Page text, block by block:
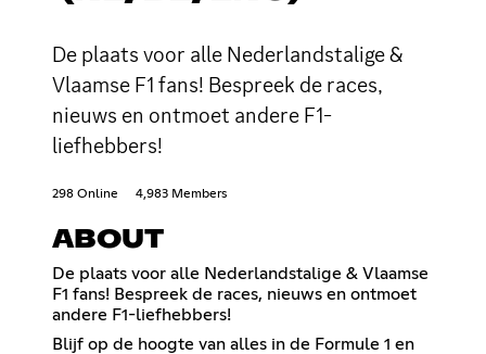
De plaats voor alle Nederlandstalige &
Vlaamse F1 fans! Bespreek de races,
nieuws en ontmoet andere F1-
liefhebbers!
298 Online 4,983 Members
ABOUT
De plaats voor alle Nederlandstalige & Vlaamse
F1 fans! Bespreek de races, nieuws en ontmoet
andere F1-liefhebbers!
Blijf op de hoogte van alles in de Formule 1 en